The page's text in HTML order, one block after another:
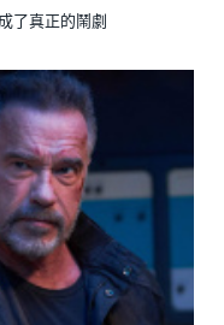
了真正的鬧劇